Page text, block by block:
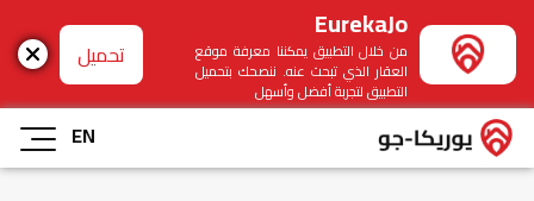
EurekaJo
من خلال التطبيق يمكننا معرفة موقع
العقار الذي تبحث عنه. ننصحك بتحميل
التطبيق لتجربة أفضل وأسهل
تحميل
EN